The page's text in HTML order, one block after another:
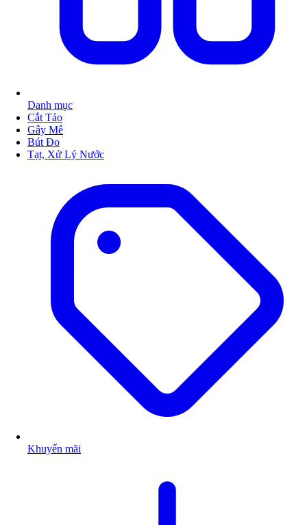
Danh mục
Cắt Tảo
Gây Mê
Bút Đo
Tạt, Xử Lý Nước
Khuyến mãi